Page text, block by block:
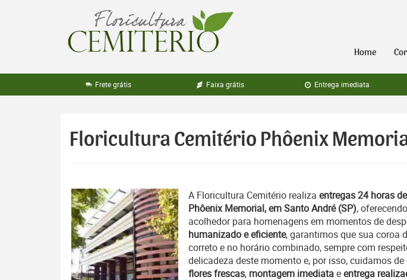
Home
Frete grátis Faixa grátis Entrega imediata
Floricultura Cemitério Phôenix
A Floricultura Cemitério realiza entregas 24 horas
Phôenix Memorial, em Santo André (SP),
acolhedor para homenagens em momentos de
humanizado e eficiente, garantimos que sua coroa
correto e no horário combinado, sempre com
delicadeza deste momento e, por isso, cuidamos
flores frescas, montagem imediataeentrega